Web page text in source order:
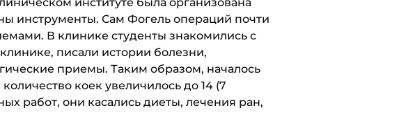
инструменты. Сам Фогель операций почти
В клинике студенты зна­комились с
писали истории болезни,
приемы. Таким образом, началось
коек увеличилось до 14 (7
работ, они каса­лись диеты, лечения ран,